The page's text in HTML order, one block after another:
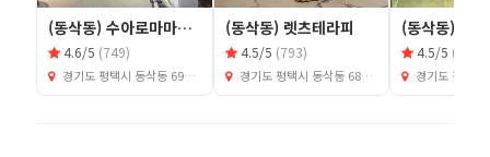
(동삭동) 수아로마마사지
4.6/5 (749)
경기도 평택시 동삭동 697-1
(동삭동) 렛츠테라피
4.5/5 (793)
경기도 평택시 동삭동 681-6
(동삭동) 와
4.5/5 (755)
경기도 평택시